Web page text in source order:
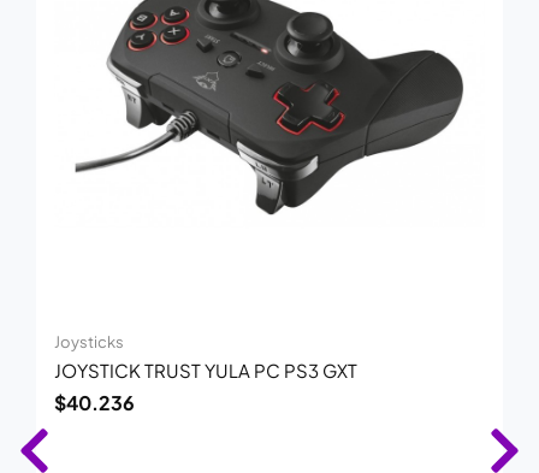
Joysticks
JOYSTICK TRUST YULA PC PS3 GXT
$40.236